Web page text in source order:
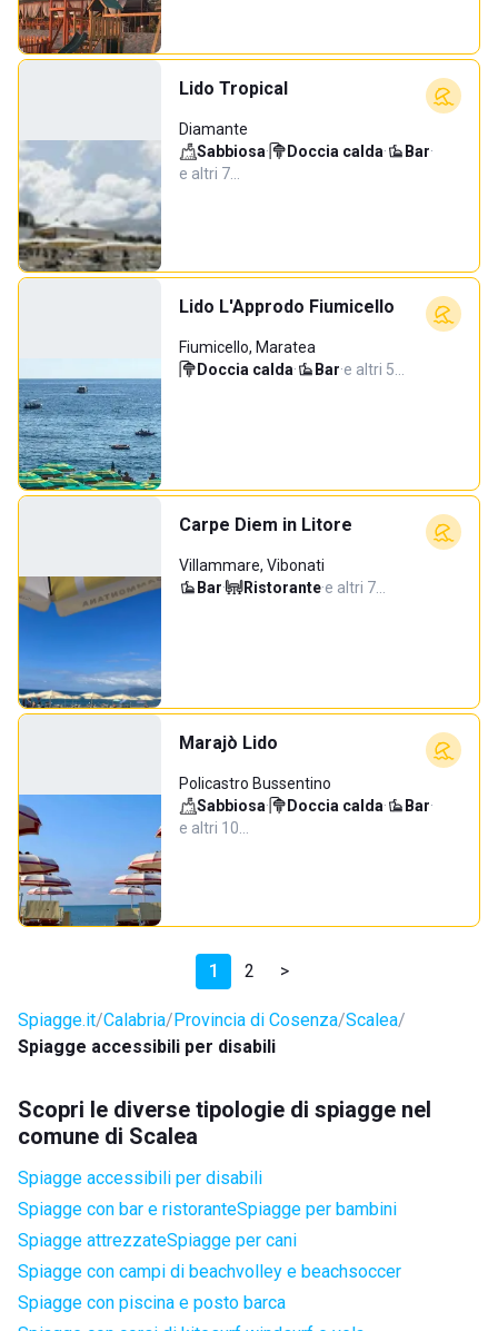
Lido Tropical
Diamante
Sabbiosa· Doccia calda· Bar·
e altri 7…
Lido L'Approdo Fiumicello
Fiumicello, Maratea
Doccia calda· Bar·e altri 5…
Carpe Diem in Litore
Villammare, Vibonati
Bar· Ristorante·e altri 7…
Marajò Lido
Policastro Bussentino
Sabbiosa· Doccia calda· Bar·
e altri 10…
1 2 >
Spiagge.it Calabria Provincia di Cosenza Scalea
Spiagge accessibili per disabili
Scopri le diverse tipologie di spiagge nel
comune di Scalea
Spiagge accessibili per disabili
Spiagge con bar e ristoranteSpiagge per bambini
Spiagge attrezzateSpiagge per cani
Spiagge con campi di beachvolley e beachsoccer
Spiagge con piscina e posto barca